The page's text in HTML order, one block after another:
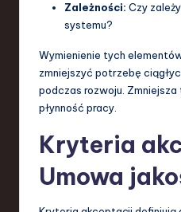
Zależności: Czy
systemu?
Wymienienie tych
zmniejszyć potrzebę
podczas rozwoju.
płynność pracy.
Kryteria
Umowa